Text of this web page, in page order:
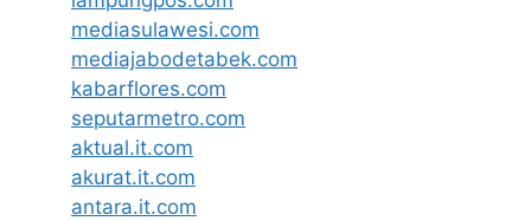
mediasulawesi.com
mediajabodetabek.com
kabarflores.com
seputarmetro.com
aktual.it.com
akurat.it.com
antara.it.com